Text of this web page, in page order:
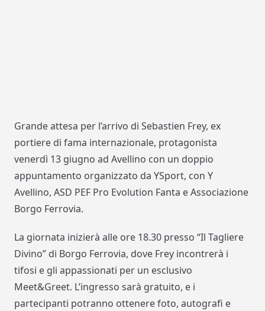
Grande attesa per l’arrivo di Sebastien Frey, ex
portiere di fama internazionale, protagonista
venerdì 13 giugno ad Avellino con un doppio
appuntamento organizzato da YSport, con Y
Avellino, ASD PEF Pro Evolution Fanta e Associazione
Borgo Ferrovia.
La giornata inizierà alle ore 18.30 presso “Il Tagliere
Divino” di Borgo Ferrovia, dove Frey incontrerà i
tifosi e gli appassionati per un esclusivo
Meet&Greet. L’ingresso sarà gratuito, e i
partecipanti potranno ottenere foto, autografi e